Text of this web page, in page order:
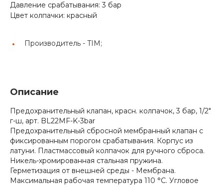
Давление срабатывания: 3 бар
Цвет колпачки: красный
Производитель - TIM;
Описание
Предохранительный клапан, красн. колпачок, 3 бар, 1/2"
г-ш, арт. BL22MF-K-3bar
Предохранительный сбросной мембранный клапан с
фиксированным порогом срабатывания. Корпус из
латуни. Пластмассовый колпачок для ручного сброса.
Никель-хромированная стальная пружина.
Герметизация от внешней среды - Мембрана.
Максимальная рабочая температура 110 °C. Угловое